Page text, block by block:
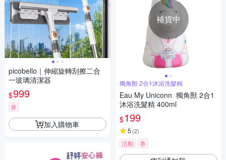
picobello｜伸縮旋轉刮擦二合
一玻璃清潔器
$999
券
加入購物車
補貨中
獨角獸 2合1沐浴洗髮精
Eau My Uniconn 獨角獸 2合1
沐浴洗髮精 400ml
$199
5 (2)
活動 券